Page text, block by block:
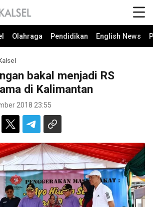
Olahraga Pendidikan English News
bakal menjadi RS
di Kalimantan
2018 23:55